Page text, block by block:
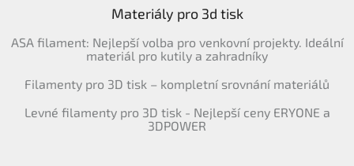
Materiály pro 3d tisk
ASA filament: Nejlepší volba pro venkovní projekty. Ideální
materiál pro kutily a zahradníky
Filamenty pro 3D tisk – kompletní srovnání materiálů
Levné filamenty pro 3D tisk - Nejlepší ceny ERYONE a
3DPOWER